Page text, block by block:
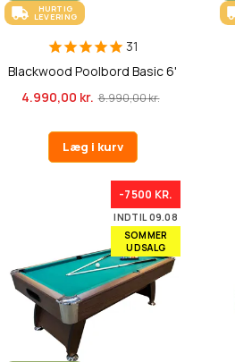
HURTIG
LEVERING
31
Blackwood Poolbord Basic 6'
4.990,00 kr. 8.990,00 kr.
Læg i kurv
-7500 KR.
INDTIL 09.08
SOMMER
UDSALG